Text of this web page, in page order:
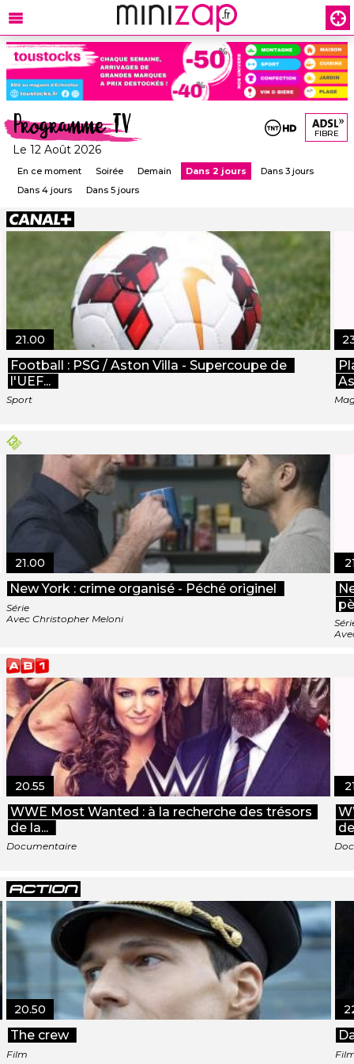
Programme TV
Le 12 Août 2026
FIBRE
En ce moment Soirée Demain Dans 2 jours
Dans 3 jours
Dans 4 jours
Dans 5 jours
21.00
Football : PSG / Aston Villa - Supercoupe de
l'UEF...
Sport
21.00
New York : crime organisé - Péché originel
Série
Avec Christopher Meloni
20.55
WWE Most Wanted : à la recherche des trésors
de la...
Documentaire
20.50
The crew
Film